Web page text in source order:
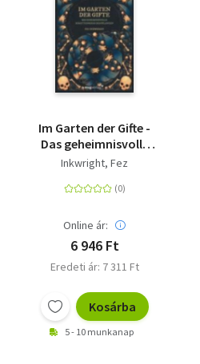
Im Garten der Gifte -
Das geheimnisvolle
Schattenreich der
zauberhaften und
Illustrationen der
Autorin
Inkwright, Fez
Online ár:
6 946 Ft
Eredeti ár: 7 311 Ft
Kosárba
5 - 10 munkanap